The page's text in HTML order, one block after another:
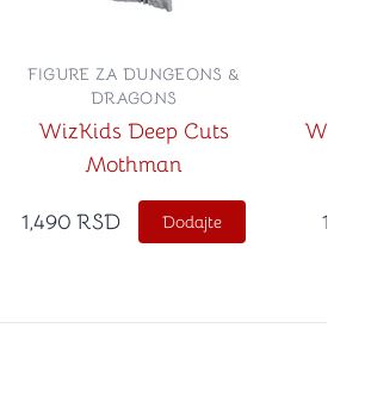
WizKids Deep Cuts
Mothman
FIGURE ZA DUNGEONS &
DRAGONS
1,490 RSD Dodajte